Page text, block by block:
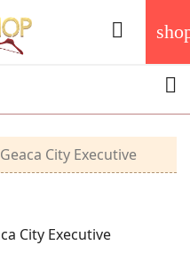


Geaca City Executive